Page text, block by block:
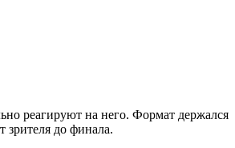
реагируют на него. Формат держался
зрителя до финала.